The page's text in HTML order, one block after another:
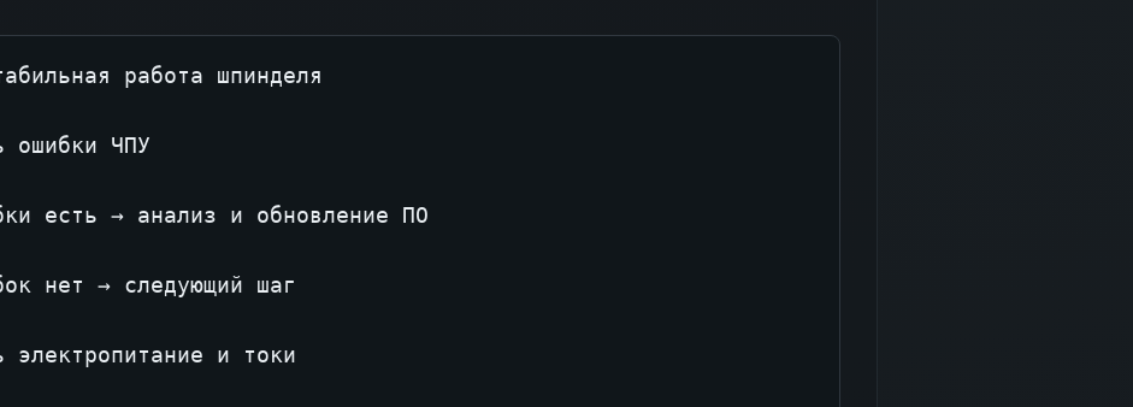
работа шпинделя
ошибки ЧПУ
есть → анализ и обновление ПО
нет → следующий шаг
электропитание и токи